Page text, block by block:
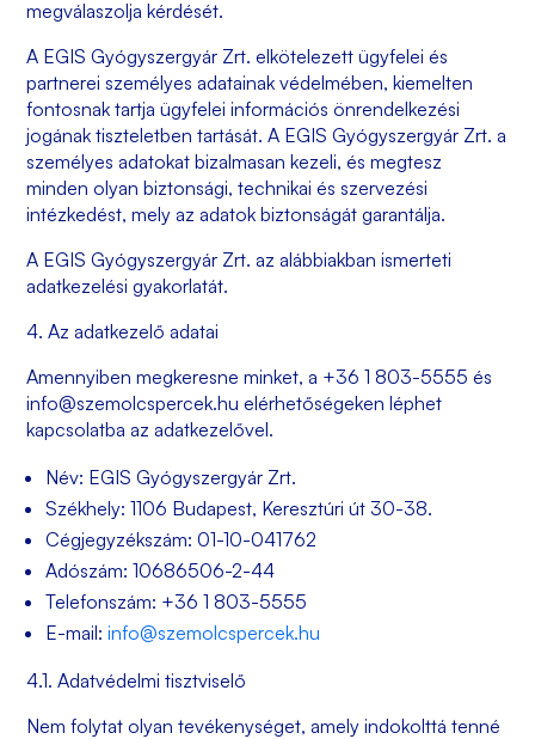
megválaszolja kérdését.
A EGIS Gyógyszergyár Zrt. elkötelezett ügyfelei és
partnerei személyes adatainak védelmében, kiemelten
fontosnak tartja ügyfelei információs önrendelkezési
jogának tiszteletben tartását. A EGIS Gyógyszergyár Zrt. a
személyes adatokat bizalmasan kezeli, és megtesz
minden olyan biztonsági, technikai és szervezési
intézkedést, mely az adatok biztonságát garantálja.
A EGIS Gyógyszergyár Zrt. az alábbiakban ismerteti
adatkezelési gyakorlatát.
4. Az adatkezelő adatai
Amennyiben megkeresne minket, a +36 1 803-5555 és
info@szemolcspercek.hu elérhetőségeken léphet
kapcsolatba az adatkezelővel.
Név: EGIS Gyógyszergyár Zrt.
Székhely: 1106 Budapest, Keresztúri út 30-38.
Cégjegyzékszám: 01-10-041762
Adószám: 10686506-2-44
Telefonszám: +36 1 803-5555
E-mail:info@szemolcspercek.hu
4.1. Adatvédelmi tisztviselő
Nem folytat olyan tevékenységet, amely indokolttá tenné